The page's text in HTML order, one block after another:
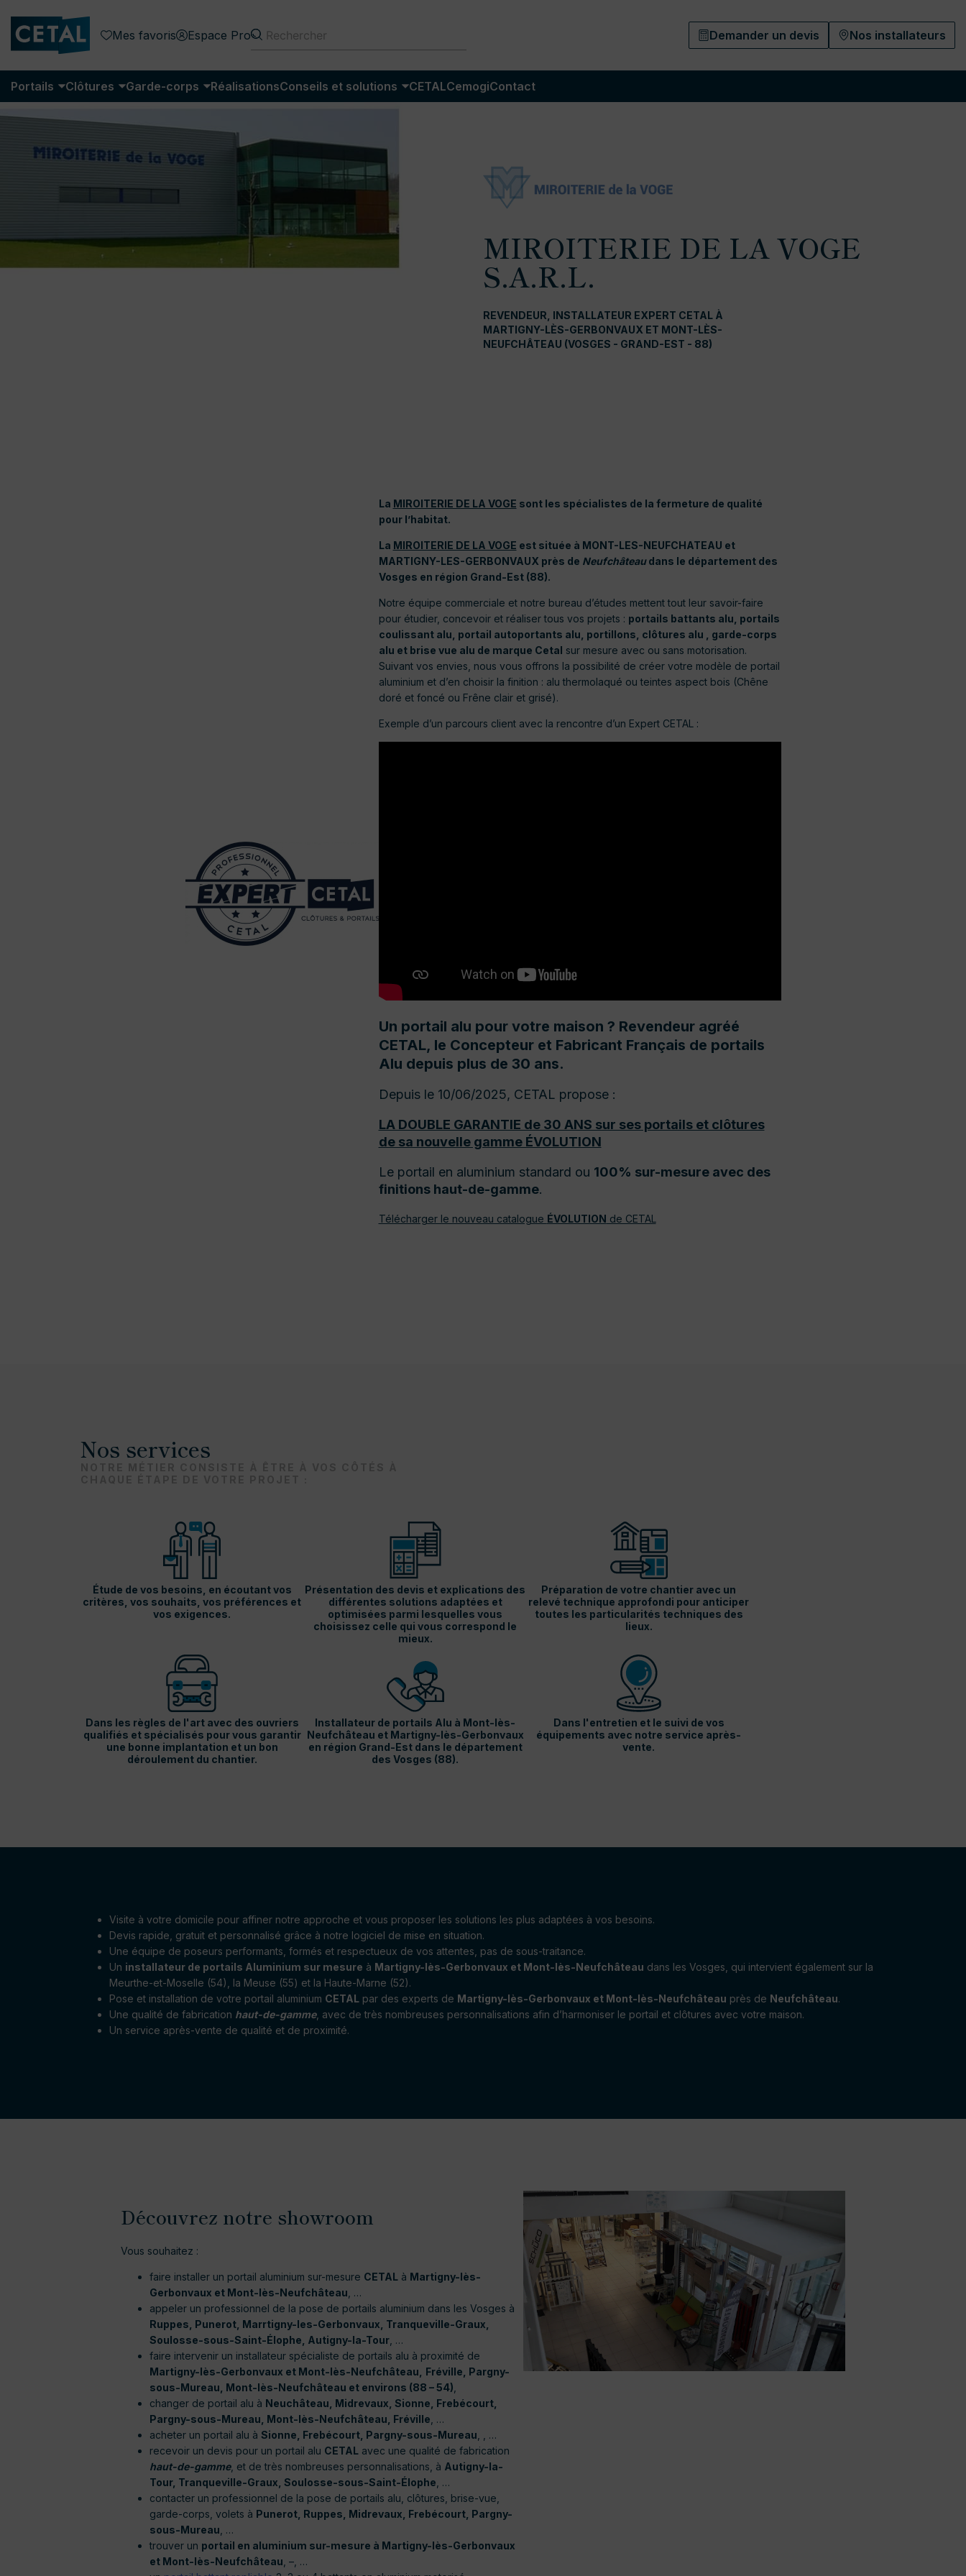
Mes favoris Espace Pro Demander un devis Nos installateurs
Portails Clôtures Garde-corps RéalisationsConseils et solutions CETALCemogiContact
MIROITERIE DE LA VOGE
S.A.R.L.
REVENDEUR, INSTALLATEUR EXPERT CETAL À
MARTIGNY-LÈS-GERBONVAUX ET MONT-LÈS-
NEUFCHÂTEAU (VOSGES - GRAND-EST - 88)
La MIROITERIE DE LA VOGE sont les spécialistes de la fermeture de qualité
pour l’habitat.
La MIROITERIE DE LA VOGE est située à MONT-LES-NEUFCHATEAU et
MARTIGNY-LES-GERBONVAUX près de Neufchâteaudans le département des
Vosges en région Grand-Est (88).
Notre équipe commerciale et notre bureau d’études mettent tout leur savoir-faire
pour étudier, concevoir et réaliser tous vos projets : portails battants alu, portails
coulissant alu, portail autoportants alu, portillons, clôtures alu , garde-corps
alu et brise vue alu de marque Cetal sur mesure avec ou sans motorisation.
Suivant vos envies, nous vous offrons la possibilité de créer votre modèle de portail
aluminium et d’en choisir la finition : alu thermolaqué ou teintes aspect bois (Chêne
doré et foncé ou Frêne clair et grisé).
Exemple d’un parcours client avec la rencontre d’un Expert CETAL :
Un portail alu pour votre maison ? Revendeur agréé
CETAL, le Concepteur et Fabricant Français de portails
Alu depuis plus de 30 ans.
Depuis le 10/06/2025, CETAL propose :
LA DOUBLE GARANTIE de 30 ANS sur ses portails et clôtures
de sa nouvelle gamme ÉVOLUTION
Le portail en aluminium standard ou 100% sur-mesure avec des
finitions haut-de-gamme.
Télécharger le nouveau catalogue ÉVOLUTION de CETAL
Nos services
Étude de vos besoins, en écoutant vos
critères, vos souhaits, vos préférences et
vos exigences.
Présentation des devis et explications des
différentes solutions adaptées et
optimisées parmi lesquelles vous
choisissez celle qui vous correspond le
mieux.
Préparation de votre chantier avec un
relevé technique approfondi pour anticiper
toutes les particularités techniques des
lieux.
Dans les règles de l'art avec des ouvriers
qualifiés et spécialisés pour vous garantir
une bonne implantation et un bon
déroulement du chantier.
Installateur de portails Alu à Mont-lès-
Neufchâteau et Martigny-lès-Gerbonvaux
en région Grand-Est dans le département
des Vosges (88).
Dans l'entretien et le suivi de vos
équipements avec notre service après-
vente.
Visite à votre domicile pour affiner notre approche et vous proposer les solutions les plus adaptées à vos besoins.
Devis rapide, gratuit et personnalisé grâce à notre logiciel de mise en situation.
Une équipe de poseurs performants, formés et respectueux de vos attentes, pas de sous-traitance.
Un installateur de portails Aluminium sur mesure à Martigny-lès-Gerbonvaux et Mont-lès-Neufchâteau dans les Vosges, qui intervient également sur la
Meurthe-et-Moselle (54), la Meuse (55) et la Haute-Marne (52).
Pose et installation de votre portail aluminium CETAL par des experts de Martigny-lès-Gerbonvaux et Mont-lès-Neufchâteau près de Neufchâteau.
Une qualité de fabrication haut-de-gamme, avec de très nombreuses personnalisations afin d’harmoniser le portail et clôtures avec votre maison.
Un service après-vente de qualité et de proximité.
Découvrez notre showroom
Vous souhaitez :
faire installer un portail aluminium sur-mesure CETAL à Martigny-lès-
Gerbonvaux et Mont-lès-Neufchâteau , …
appeler un professionnel de la pose de portails aluminium dans les Vosges à
Ruppes, Punerot, Marrtigny-les-Gerbonvaux, Tranqueville-Graux,
Soulosse-sous-Saint-Élophe, Autigny-la-Tour , …
faire intervenir un installateur spécialiste de portails alu à proximité de
Martigny-lès-Gerbonvaux et Mont-lès-Neufchâteau,
Fréville, Pargny-
sous-Mureau, Mont-lès-Neufchâteau et environs (88 – 54)
changer de portail alu à Neuchâteau, Midrevaux, Sionne, Frebécourt,
Pargny-sous-Mureau, Mont-lès-Neufchâteau, Fréville , …
acheter un portail alu à Sionne, Frebécourt, Pargny-sous-Mureau , , …
recevoir un devis pour un portail alu CETAL avec une qualité de fabrication
haut-de-gamme, et de très nombreuses personnalisations, à Autigny-la-
Tour, Tranqueville-Graux, Soulosse-sous-Saint-Élophe , …
contacter un professionnel de la pose de portails alu, clôtures, brise-vue,
garde-corps, volets à Punerot, Ruppes, Midrevaux, Frebécourt, Pargny-
sous-Mureau , …
trouver un portail en aluminium sur-mesure à Martigny-lès-Gerbonvaux
et Mont-lès-Neufchâteau , –, …